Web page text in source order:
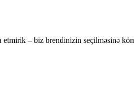
– biz brendinizin seçilməsinə